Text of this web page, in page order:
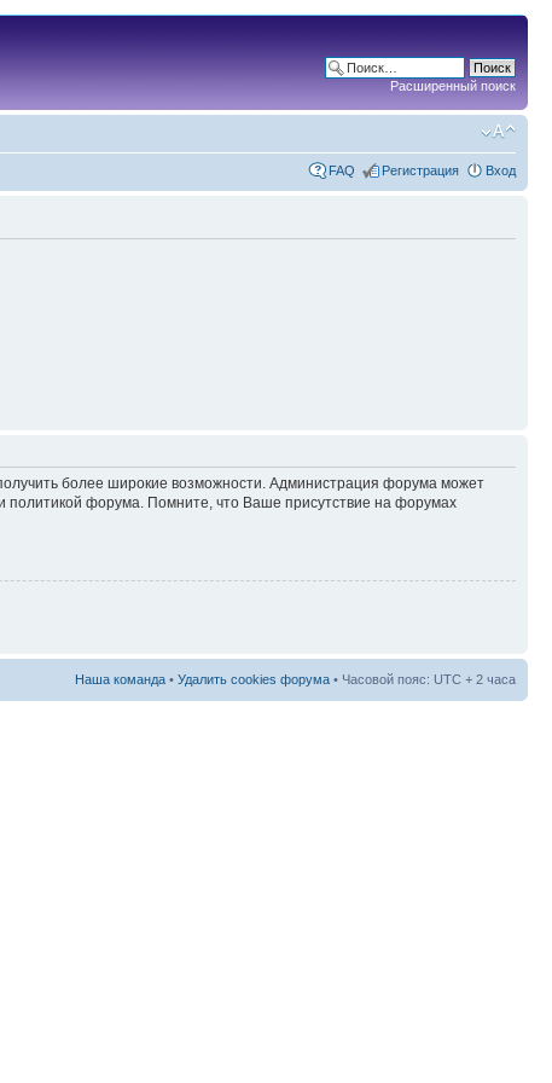
Расширенный поиск
FAQ Регистрация Вход
более широкие возможности. Администрация форума может
политикой форума. Помните, что Ваше присутствие на форумах
Наша команда • Удалить cookies форума • Часовой пояс: UTC + 2 часа